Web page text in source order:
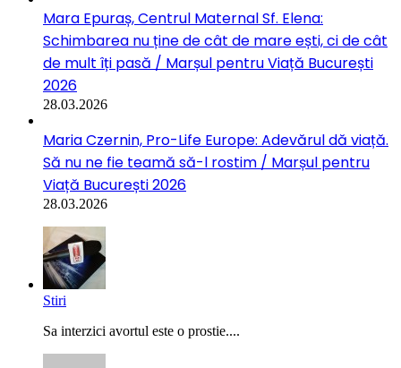
Mara Epuraș, Centrul Maternal Sf. Elena:
Schimbarea nu ține de cât de mare ești, ci de cât
de mult îți pasă / Marșul pentru Viață București
2026
28.03.2026
Maria Czernin, Pro-Life Europe: Adevărul dă viață.
Să nu ne fie teamă să-l rostim / Marșul pentru
Viață București 2026
28.03.2026
Stiri
Sa interzici avortul este o prostie....